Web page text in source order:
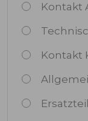
Kontakt
Kontakt